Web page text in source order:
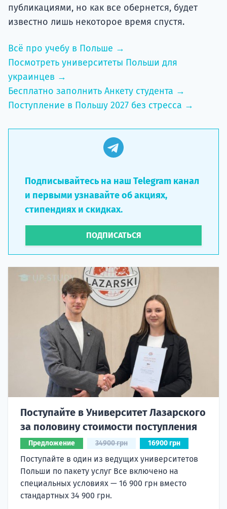
публикациями, но как все обернется, будет
известно лишь некоторое время спустя.
Всё про учебу в Польше →
Посмотреть университеты Польши для
украинцев →
Бесплатно заполнить Анкету студента →
Поступление в Польшу 2027 без стресса →
Подписывайтесь на наш Telegram канал
и первыми узнавайте об акциях,
стипендиях и скидках.
ПОДПИСАТЬСЯ
Поступайте в Университет Лазарского
за половину стоимости поступления
Предложение 34900 грн 16900 грн
Поступайте в один из ведущих университетов
Польши по пакету услуг Все включено на
специальных условиях — 16 900 грн вместо
стандартных 34 900 грн.